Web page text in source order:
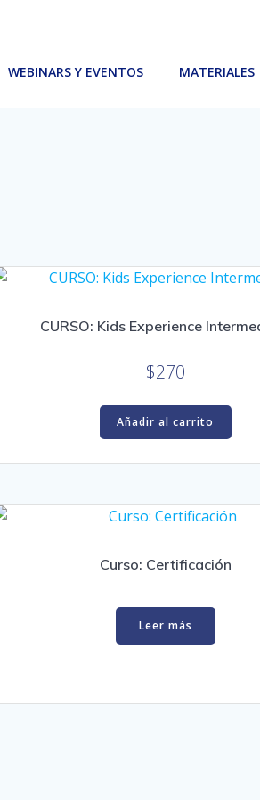
WEBINARS Y EVENTOS MATERIALES
CURSO: Kids Experience
$270
Añadir al carrito
Curso: Certificación
Leer más